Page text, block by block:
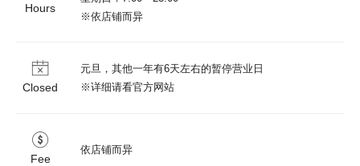
Hours
※依店铺而异
Closed
元旦，其他一年有6天左右的暂停营业日
Fee
依店铺而异